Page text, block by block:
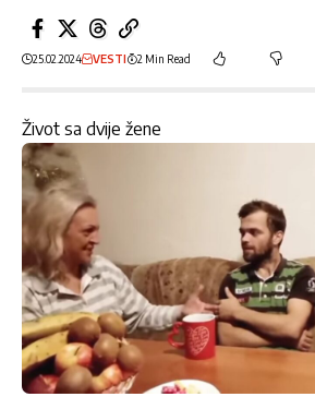
25.02.2024 VESTI 2 Min Read
Život sa dvije žene